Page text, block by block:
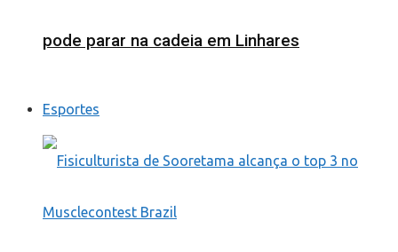
pode parar na cadeia em Linhares
Esportes